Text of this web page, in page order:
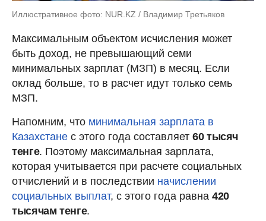
Иллюстративное фото: NUR.KZ / Владимир Третьяков
Максимальным объектом исчисления может
быть доход, не превышающий семи
минимальных зарплат (МЗП) в месяц. Если
оклад больше, то в расчет идут только семь
МЗП.
Напомним, что минимальная зарплата в
Казахстане с этого года составляет 60 тысяч
тенге. Поэтому максимальная зарплата,
которая учитывается при расчете социальных
отчислений и в последствии начислении
социальных выплат, с этого года равна 420
тысячам тенге.